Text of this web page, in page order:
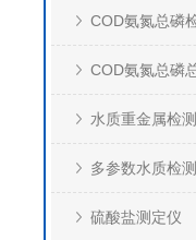
COD氨氮总磷
COD氨氮总磷
水质重金属检
多参数水质检
硫酸盐测定仪